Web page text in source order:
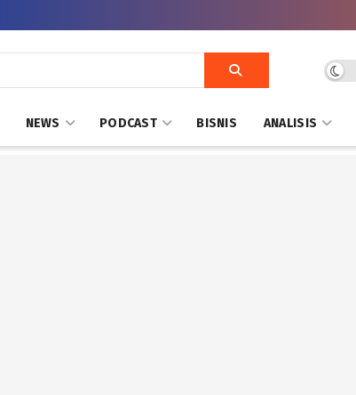
NEWS PODCAST BISNIS ANALISIS